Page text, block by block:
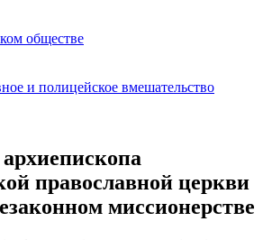
обществе
и полицейское вмешательство
православной церкви
миссионерстве